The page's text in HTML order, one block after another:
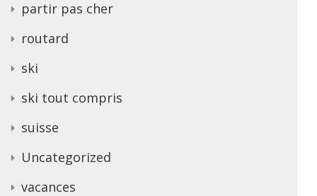
partir pas cher
routard
ski
ski tout compris
suisse
Uncategorized
vacances